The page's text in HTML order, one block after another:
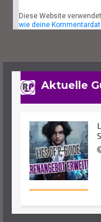
Diese Website
wie deine
Aktuelle